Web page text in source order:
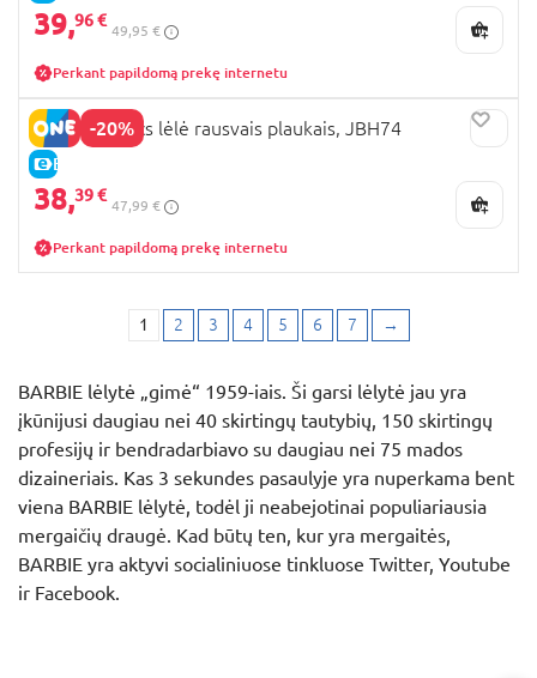
39,96 €
49,95 €
Perkant papildomą prekę internetu
-20%
E-KAINA
BARBIE Basics lėlė rausvais plaukais, JBH74
38,39 €
47,99 €
Perkant papildomą prekę internetu
1 2 3 4 5 6 7 →
BARBIE lėlytė „gimė“ 1959-iais. Ši garsi lėlytė jau yra
įkūnijusi daugiau nei 40 skirtingų tautybių, 150 skirtingų
profesijų ir bendradarbiavo su daugiau nei 75 mados
dizaineriais. Kas 3 sekundes pasaulyje yra nuperkama bent
viena BARBIE lėlytė, todėl ji neabejotinai populiariausia
mergaičių draugė. Kad būtų ten, kur yra mergaitės,
BARBIE yra aktyvi socialiniuose tinkluose Twitter, Youtube
ir Facebook.